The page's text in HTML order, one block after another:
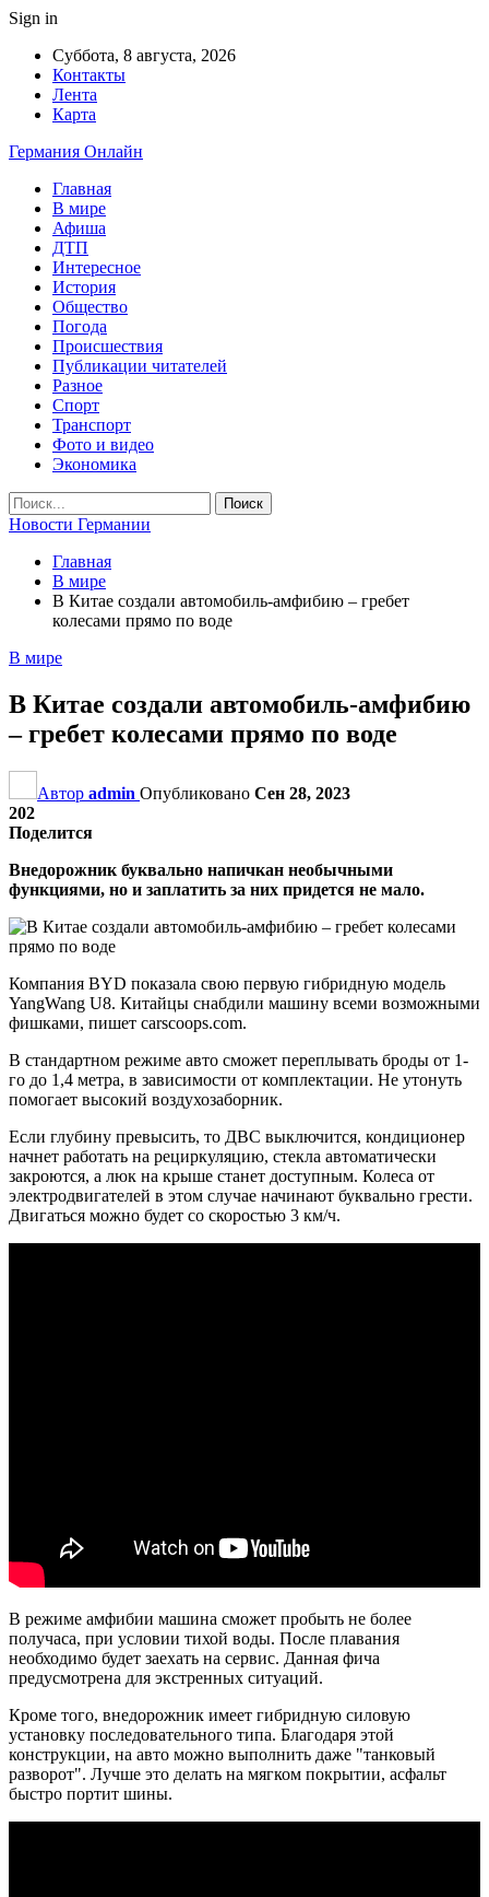
Sign in
Суббота, 8 августа, 2026
Контакты
Лента
Карта
Германия Онлайн
Главная
В мире
Афиша
ДТП
Интересное
История
Общество
Погода
Происшествия
Публикации читателей
Разное
Спорт
Транспорт
Фото и видео
Экономика
Новости Германии
Главная
В мире
В Китае создали автомобиль-амфибию – гребет
колесами прямо по воде
В мире
В Китае создали автомобиль-амфибию
– гребет колесами прямо по воде
Автор admin Опубликовано Сен 28, 2023
202
Поделится
Внедорожник буквально напичкан необычными
функциями, но и заплатить за них придется не мало.
Компания BYD показала свою первую гибридную модель
YangWang U8. Китайцы снабдили машину всеми возможными
фишками, пишет carscoops.com.
В стандартном режиме авто сможет переплывать броды от 1-
го до 1,4 метра, в зависимости от комплектации. Не утонуть
помогает высокий воздухозаборник.
Если глубину превысить, то ДВС выключится, кондиционер
начнет работать на рециркуляцию, стекла автоматически
закроются, а люк на крыше станет доступным. Колеса от
электродвигателей в этом случае начинают буквально грести.
Двигаться можно будет со скоростью 3 км/ч.
В режиме амфибии машина сможет пробыть не более
получаса, при условии тихой воды. После плавания
необходимо будет заехать на сервис. Данная фича
предусмотрена для экстренных ситуаций.
Кроме того, внедорожник имеет гибридную силовую
установку последовательного типа. Благодаря этой
конструкции, на авто можно выполнить даже "танковый
разворот". Лучше это делать на мягком покрытии, асфальт
быстро портит шины.